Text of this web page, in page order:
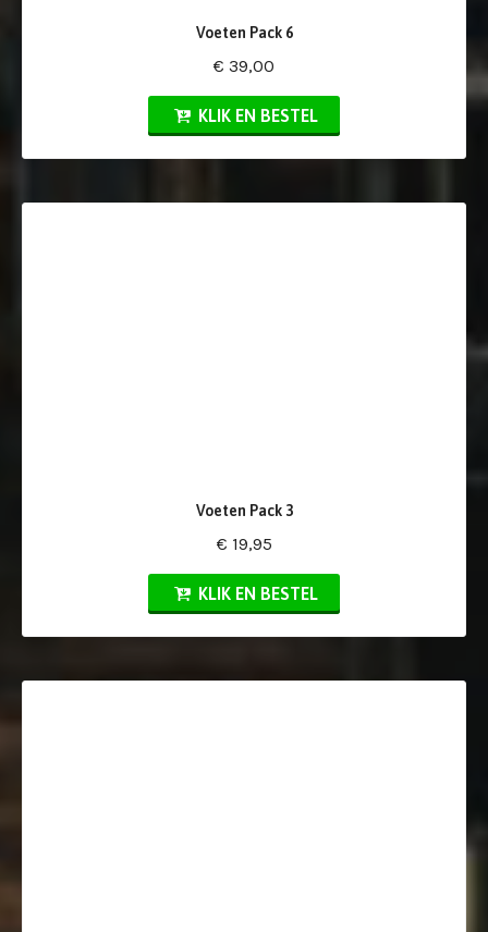
Voeten Pack 6
€ 39,00
KLIK EN BESTEL
Voeten Pack 3
€ 19,95
KLIK EN BESTEL